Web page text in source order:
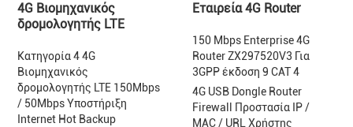
4G Βιομηχανικός
δρομολογητής LTE
Κατηγορία 4 4G
Βιομηχανικός
δρομολογητής LTE 150Mbps
/ 50Mbps Υποστήριξη
Internet Hot Backup
Εταιρεία 4G Router
150 Mbps Enterprise 4G
Router ZX297520V3 Για
3GPP έκδοση 9 CAT 4
4G USB Dongle Router
Firewall Προστασία IP /
MAC / URL Χρήστης